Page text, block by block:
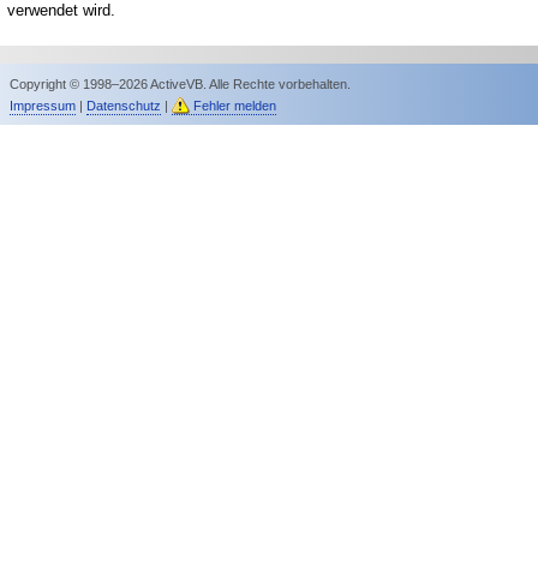
verwendet wird.
Copyright © 1998–2026 ActiveVB. Alle Rechte vorbehalten.
Impressum| Datenschutz | Fehler melden